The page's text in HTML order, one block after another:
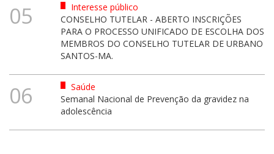
05
Interesse público
CONSELHO TUTELAR - ABERTO INSCRIÇÕES
PARA O PROCESSO UNIFICADO DE ESCOLHA DOS
MEMBROS DO CONSELHO TUTELAR DE URBANO
SANTOS-MA.
06
Saúde
Semanal Nacional de Prevenção da gravidez na
adolescência